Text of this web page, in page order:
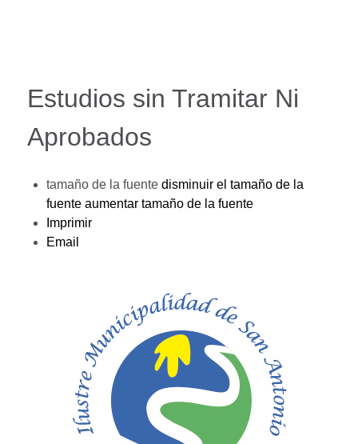
Estudios sin Tramitar Ni
Aprobados
tamaño de la fuente disminuir el tamaño de la
fuente aumentar tamaño de la fuente
Imprimir
Email